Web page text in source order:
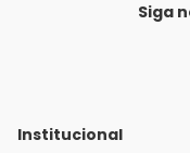
Siga
Institucional